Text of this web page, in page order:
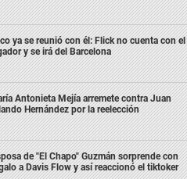
ya se reunió con él: Flick no cuenta con el
y se irá del Barcelona
Antonieta Mejía arremete contra Juan
Hernández por la reelección
de "El Chapo" Guzmán sorprende con
a Davis Flow y así reaccionó el tiktoker